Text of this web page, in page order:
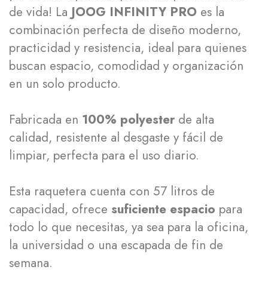
de vida! La JOOG INFINITY PRO es la
combinación perfecta de diseño moderno,
practicidad y resistencia, ideal para quienes
buscan espacio, comodidad y organización
en un solo producto.
Fabricada en 100% polyester de alta
calidad, resistente al desgaste y fácil de
limpiar, perfecta para el uso diario.
Esta raquetera cuenta con 57 litros de
capacidad, ofrece suficiente espacio para
todo lo que necesitas, ya sea para la oficina,
la universidad o una escapada de fin de
semana.